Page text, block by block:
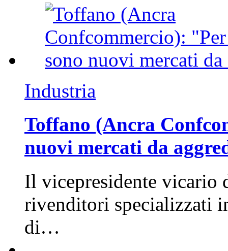
Industria
Toffano (Ancra
nuovi mercati da
Il vicepresidente vicario
rivenditori specializzati
di…